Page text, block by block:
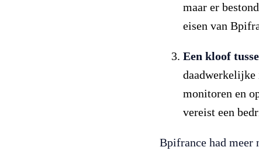
maar er
eisen van
Een kloof
daadwerkelijke
monitoren en
vereist een
Bpifrance had meer